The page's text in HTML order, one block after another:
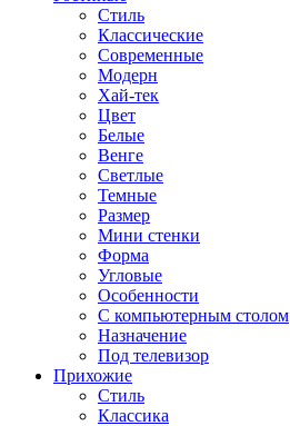
Стиль
Классические
Современные
Модерн
Хай-тек
Цвет
Белые
Венге
Светлые
Темные
Размер
Мини стенки
Форма
Угловые
Особенности
С компьютерным столом
Назначение
Под телевизор
Прихожие
Стиль
Классика